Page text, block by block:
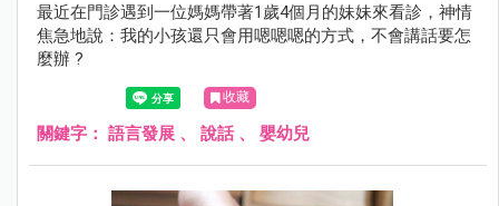
最近在門診遇到一位媽媽帶著1歲4個月的妹妹來看診，神情
焦急地說：我的小孩還只會用嗯嗯嗯的方式，不會講話要怎
麼辦 ?
收藏
關鍵字： 語言發展 、 說話、 嬰幼兒